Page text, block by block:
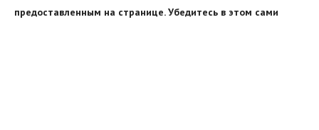
предоставленным на странице. Убедитесь в этом сами